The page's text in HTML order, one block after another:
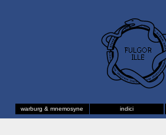
warburg & mnemosyne indici